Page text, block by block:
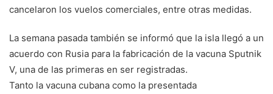
cancelaron los vuelos comerciales, entre otras medidas.
La semana pasada también se informó que la isla llegó a un
acuerdo con Rusia para la fabricación de la vacuna Sputnik
V, una de las primeras en ser registradas.
Tanto la vacuna cubana como la presentada